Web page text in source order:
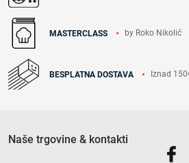
MASTERCLASS by Roko Nikolić
BESPLATNA DOSTAVA Iznad
Naše trgovine & kontakti